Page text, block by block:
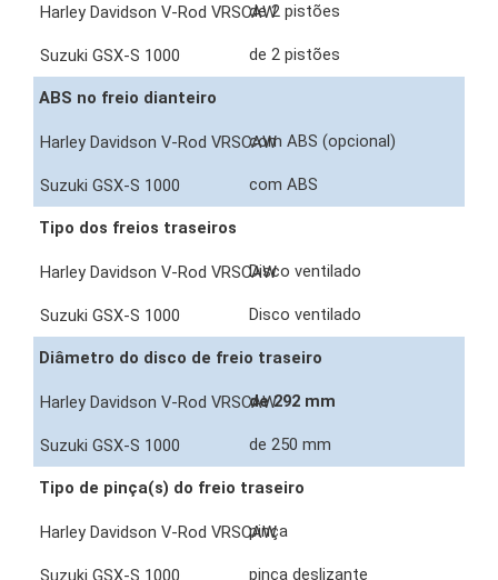
de 2 pistões
de 2 pistões
ABS no freio dianteiro
com ABS (opcional)
com ABS
Tipo dos freios traseiros
Disco ventilado
Disco ventilado
Diâmetro do disco de freio traseiro
de 292 mm
de 250 mm
Tipo de pinça(s) do freio traseiro
pinça
pinça deslizante